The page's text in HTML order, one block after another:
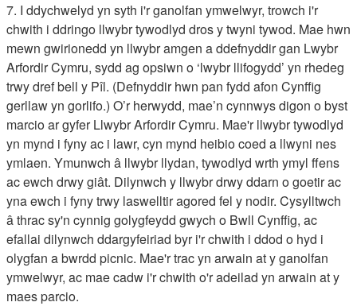
7. I ddychwelyd yn syth i'r ganolfan ymwelwyr, trowch i'r
chwith i ddringo llwybr tywodlyd dros y twyni tywod. Mae hwn
mewn gwirionedd yn llwybr amgen a ddefnyddir gan Lwybr
Arfordir Cymru, sydd ag opsiwn o ‘lwybr llifogydd’ yn rhedeg
trwy dref bell y Pîl. (Defnyddir hwn pan fydd afon Cynffig
gerllaw yn gorlifo.) O’r herwydd, mae’n cynnwys digon o byst
marcio ar gyfer Llwybr Arfordir Cymru. Mae'r llwybr tywodlyd
yn mynd i fyny ac i lawr, cyn mynd heibio coed a llwyni nes
ymlaen. Ymunwch â llwybr llydan, tywodlyd wrth ymyl ffens
ac ewch drwy giât. Dilynwch y llwybr drwy ddarn o goetir ac
yna ewch i fyny trwy laswelltir agored fel y nodir. Cysylltwch
â thrac sy'n cynnig golygfeydd gwych o Bwll Cynffig, ac
efallai dilynwch ddargyfeiriad byr i'r chwith i ddod o hyd i
olygfan a bwrdd picnic. Mae'r trac yn arwain at y ganolfan
ymwelwyr, ac mae cadw i'r chwith o'r adeilad yn arwain at y
maes parcio.